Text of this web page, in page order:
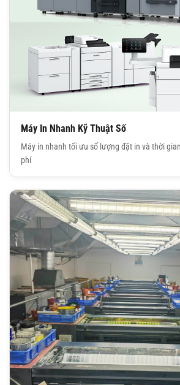
Máy In Nhanh Kỹ Thuật Số
Máy in nhanh tối ưu số lượng đặt in và thời
phí